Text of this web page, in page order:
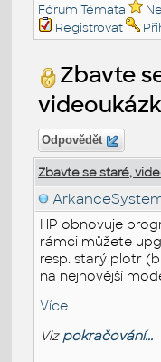
Fórum Témata
Registrovat
Zbavte
Odpovědět
Zbavte se staré,
HP obnovuje
rámci můžete
resp. starý plotr
na nejnovější
Více
Viz pokračování...